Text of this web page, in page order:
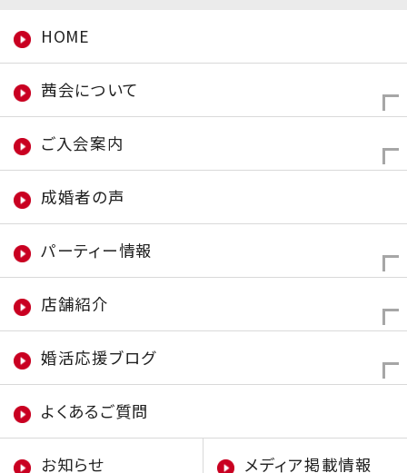
HOME
茜会について
ご入会案内
成婚者の声
パーティー情報
店舗紹介
婚活応援ブログ
よくあるご質問
お知らせ メディア掲載情報